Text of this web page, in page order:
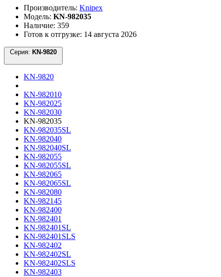
Производитель: Knipex
Модель: KN-982035
Наличие: 359
Готов к отгрузке: 14 августа 2026
Серия:
KN-9820
KN-982010
KN-982025
KN-982030
KN-982035
KN-982035SL
KN-982040
KN-982040SL
KN-982055
KN-982055SL
KN-982065
KN-982065SL
KN-982080
KN-982145
KN-982400
KN-982401
KN-982401SL
KN-982401SLS
KN-982402
KN-982402SL
KN-982402SLS
KN-982403